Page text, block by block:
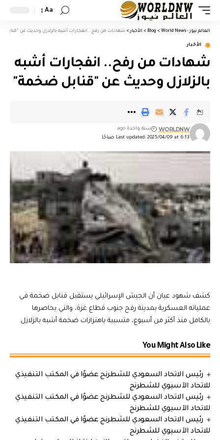
Aa
العالم نيوز - World News >
Blog
> الأخبار > شهادات من رفح.. انفجارات أشبه بالزلازل وحديث عن "قنابل
الأخبار
شهادات من رفح.. انفجارات أشبه
بالزلازل وحديث عن "قنابل ضخمة"
Last updated: 2025/04/09 at 6:13 صباحًا
WORLDNW سنة واحدة ago
كشف شهود عيان أن الجيش الإسرائيلي يستقبل قنابل ضخمة في
عملياته العسكرية بمدينة رفح جنوب قطاع غزة، والتي يحاصرها
بالكامل منذ أكثر من أسبوع، متسببة باهتزازات ضخمة أشبه بالزلازل.
You Might Also Like
رئيس الاتحاد السعودي للشطرنج عضوًا في المكتب التنفيذي
للاتحاد الآسيوي للشطرنج
رئيس الاتحاد السعودي للشطرنج عضوًا في المكتب التنفيذي
للاتحاد الآسيوي للشطرنج
رئيس الاتحاد السعودي للشطرنج عضوًا في المكتب التنفيذي
للاتحاد الآسيوي للشطرنج